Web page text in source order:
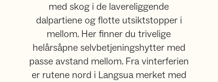
med skog i de lavereliggende
dalpartiene og flotte utsiktstopper i
mellom. Her finner du trivelige
helårsåpne selvbetjeningshytter med
passe avstand mellom. Fra vinterferien
er rutene nord i Langsua merket med